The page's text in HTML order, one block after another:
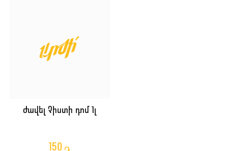
Ժավել Չիստի դոմ 1լ
150